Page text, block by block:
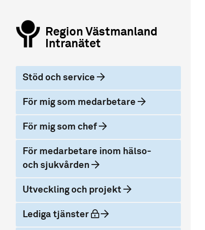
Region Västmanland
Intranätet
Stöd och service
För mig som medarbetare
För mig som chef
För medarbetare inom hälso-
och sjukvården
Utveckling och projekt
Lediga tjänster låst